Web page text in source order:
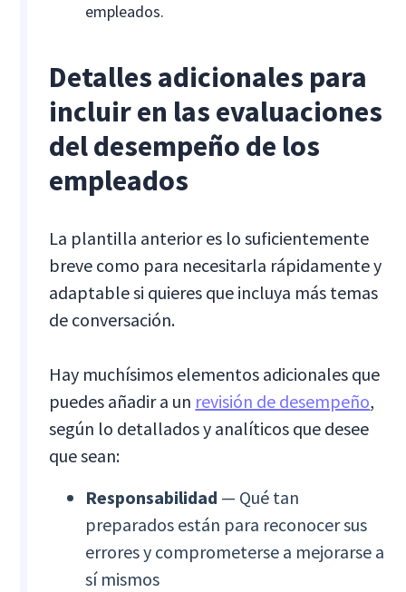
empleados.
Detalles adicionales para
incluir en las evaluaciones
del desempeño de los
empleados
La plantilla anterior es lo suficientemente
breve como para necesitarla rápidamente y
adaptable si quieres que incluya más temas
de conversación.
Hay muchísimos elementos adicionales que
puedes añadir a un revisión de desempeño,
según lo detallados y analíticos que desee
que sean:
Responsabilidad — Qué tan
preparados están para reconocer sus
errores y comprometerse a mejorarse a
sí mismos